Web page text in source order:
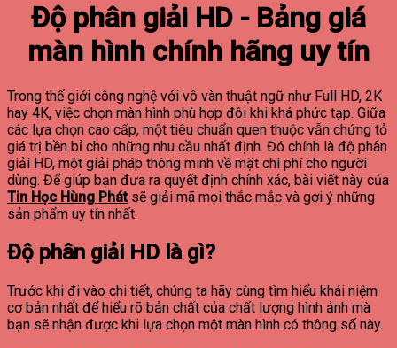
Độ phân giải HD - Bảng giá
màn hình chính hãng uy tín
Trong thế giới công nghệ với vô vàn thuật ngữ như Full HD, 2K
hay 4K, việc chọn màn hình phù hợp đôi khi khá phức tạp. Giữa
các lựa chọn cao cấp, một tiêu chuẩn quen thuộc vẫn chứng tỏ
giá trị bền bỉ cho những nhu cầu nhất định. Đó chính là độ phân
giải HD, một giải pháp thông minh về mặt chi phí cho người
dùng. Để giúp bạn đưa ra quyết định chính xác, bài viết này của
Tin Học Hùng Phátsẽ giải mã mọi thắc mắc và gợi ý những
sản phẩm uy tín nhất.
Độ phân giải HD là gì?
Trước khi đi vào chi tiết, chúng ta hãy cùng tìm hiểu khái niệm
cơ bản nhất để hiểu rõ bản chất của chất lượng hình ảnh mà
bạn sẽ nhận được khi lựa chọn một màn hình có thông số này.